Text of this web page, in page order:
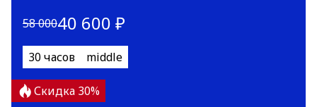
58 00040 600 ₽
30 часов middle
Скидка 30%